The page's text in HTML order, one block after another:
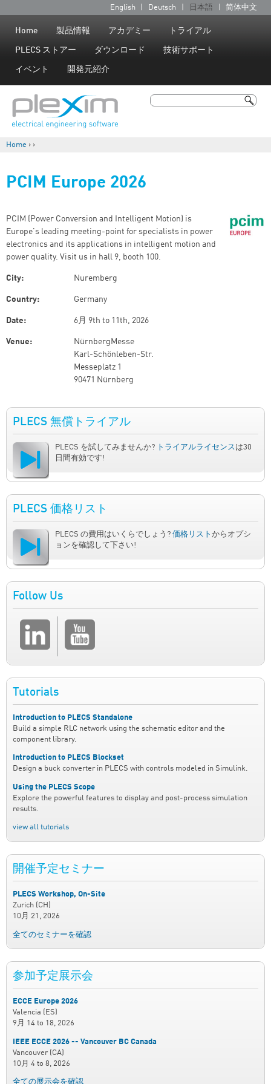
Jump to navigation
言
語
English Deutsch 日本語 简体中文
Home 製品情報 アカデミー トライアル
PLECS ストアー ダウンロード 技術サポート
イベント 開発元紹介
検索
Home › ›
PCIM Europe 2026
PCIM (Power Conversion and Intelligent Motion) is
Europe's leading meeting-point for specialists in power
electronics and its applications in intelligent motion and
power quality. Visit us in hall 9, booth 100.
City: Nuremberg
Country: Germany
Date: 6月 9th to 11th, 2026
Venue:
NürnbergMesse
Karl-Schönleben-Str.
Messeplatz 1
90471 Nürnberg
PLECS 無償トライアル
PLECS を試してみませんか? トライアルライセンスは30
日間有効です!
PLECS 価格リスト
PLECS の費用はいくらでしょう? 価格リスト からオプシ
ョンを確認して下さい!
Follow Us
Tutorials
Introduction to PLECS Standalone
Build a simple RLC network using the schematic editor and the
component library.
Introduction to PLECS Blockset
Design a buck converter in PLECS with controls modeled in Simulink.
Using the PLECS Scope
Explore the powerful features to display and post-process simulation
results.
view all tutorials
開催予定セミナー
PLECS Workshop, On-Site
Zurich (CH)
10月 21, 2026
全てのセミナーを確認
参加予定展示会
ECCE Europe 2026
Valencia (ES)
9月 14 to 18, 2026
IEEE ECCE 2026 -- Vancouver BC Canada
Vancouver (CA)
10月 4 to 8, 2026
全ての展示会を確認